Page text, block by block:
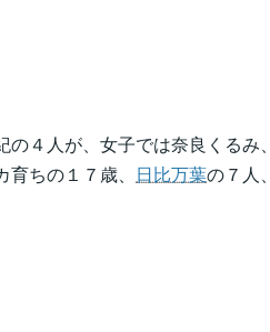
４人が、女子では奈良くるみ、
ちの１７歳、
日比万葉の７人、